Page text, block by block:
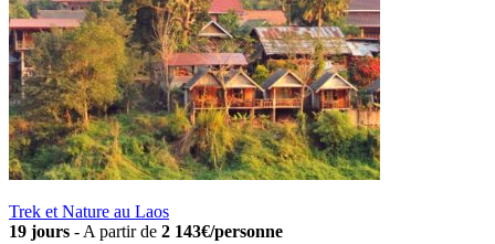
Trek et Nature au Laos
19 jours - A partir de 2 143€/personne